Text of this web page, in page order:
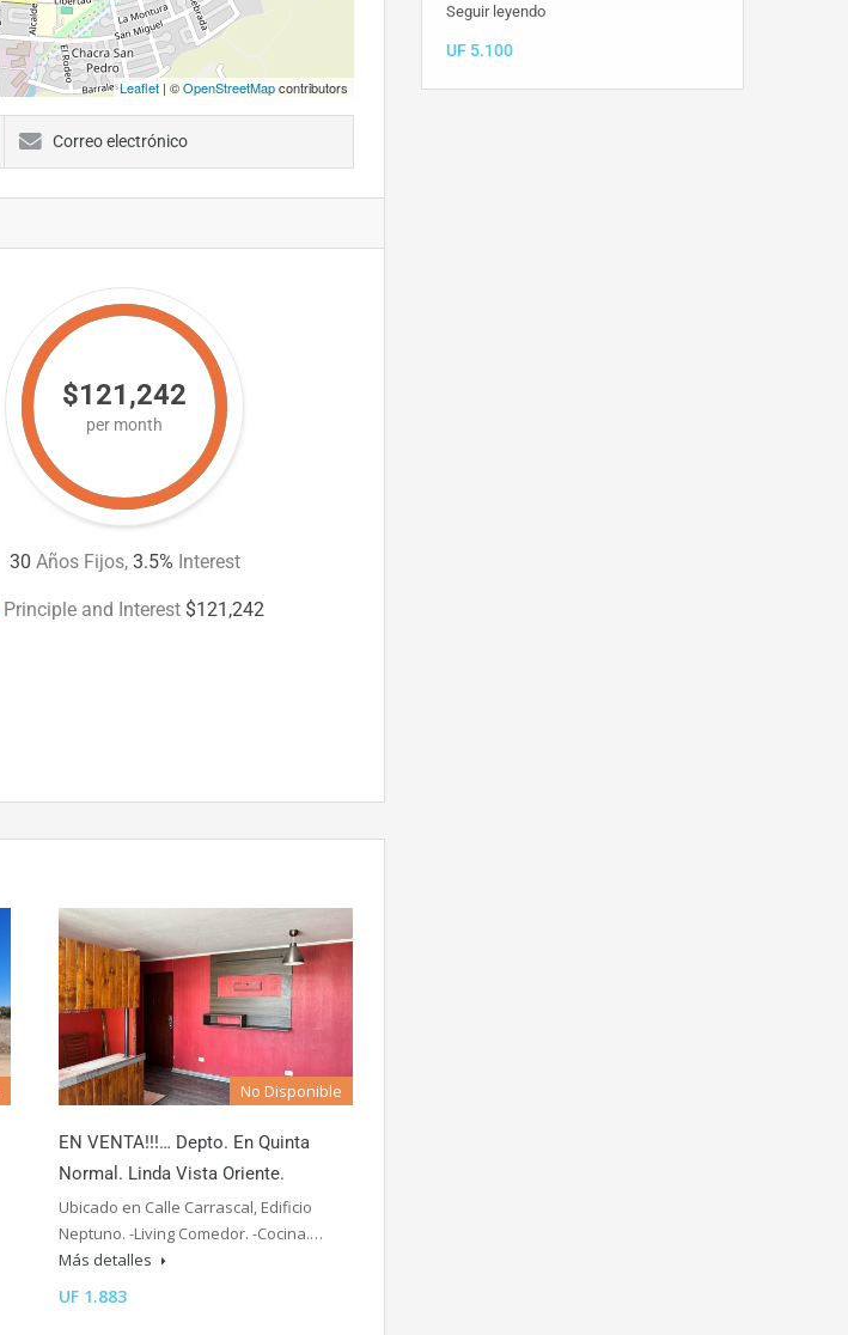
Leaflet | ©OpenStreetMapcontributors
Correo electrónico
$121,242
per month
30 Años Fijos, 3.5% Interest
Principle and Interest $121,242
No Disponible
EN VENTA!!!… Depto. En Quinta
Normal. Linda Vista Oriente.
Ubicado en Calle Carrascal, Edificio
Neptuno. -Living Comedor. -Cocina.…
Más detalles
UF 1.883
Seguir leyendo
UF 5.100